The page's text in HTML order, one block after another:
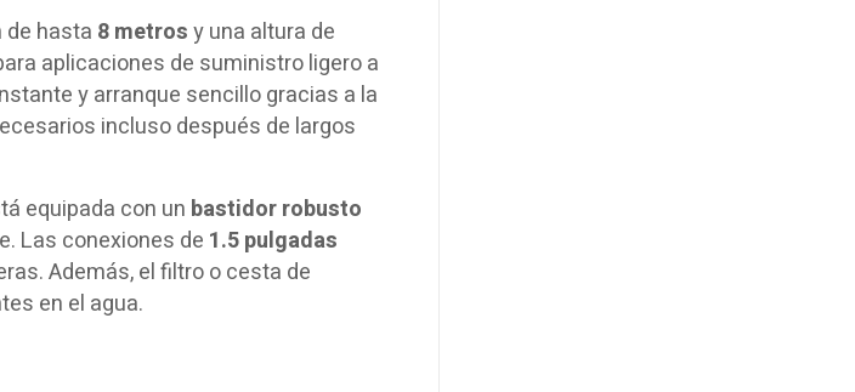
de hasta 8 metrosy una altura de
aplicaciones de suministro ligero a
y arranque sencillo gracias a la
incluso después de largos
equipada con un bastidor robusto
Las conexiones de 1.5 pulgadas
Además, el filtro o cesta de
en el agua.